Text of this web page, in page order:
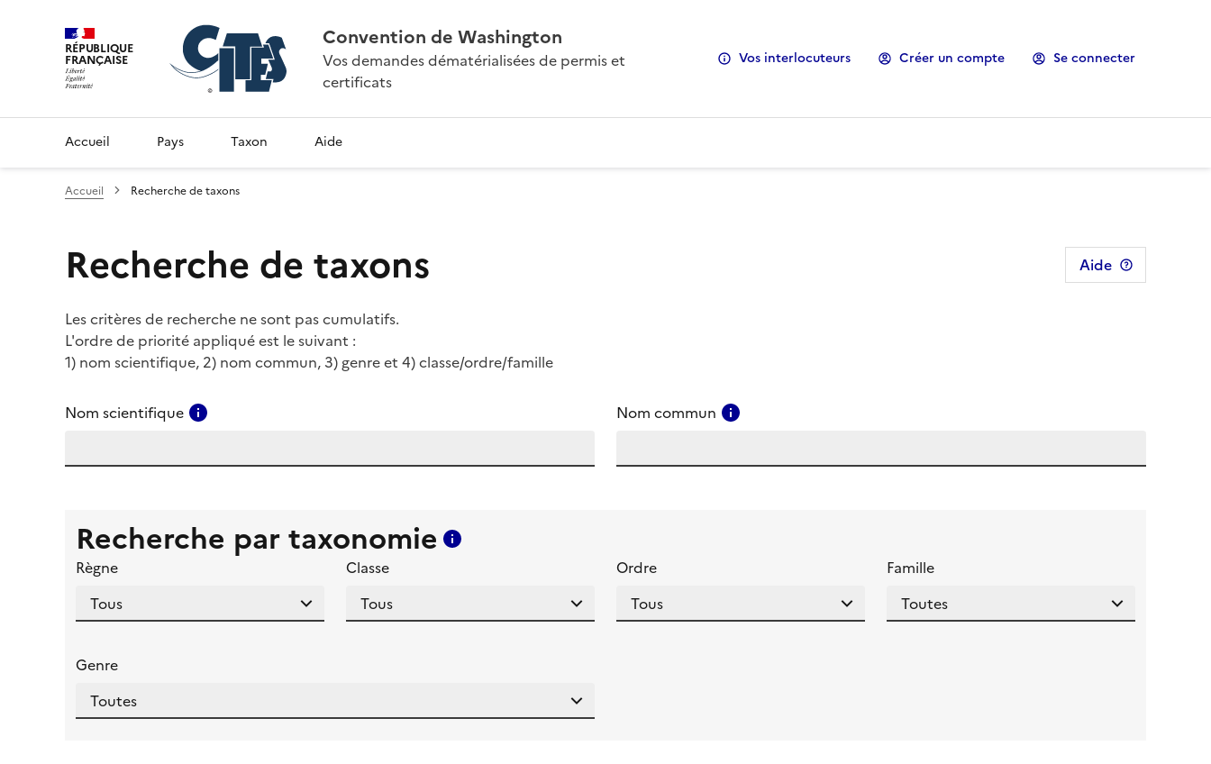
RÉPUBLIQUE
FRANÇAISE
Convention de Washington
Vos demandes dématérialisées de permis et
certificats
Vos interlocuteurs Créer un compte Se connecter
Accueil Pays Taxon Aide
Accueil Recherche de taxons
Recherche de taxons Aide
Les critères de recherche ne sont pas cumulatifs.
L'ordre de priorité appliqué est le suivant :
1) nom scientifique, 2) nom commun, 3) genre et 4) classe/ordre/famille
Nom scientifique Nom commun
Recherche par taxonomie
Règne
Classe Ordre Famille
Genre